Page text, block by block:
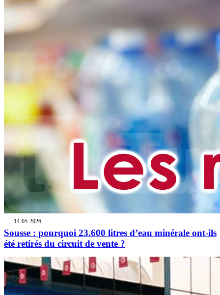
14-05-2026
Sousse : pourquoi 23.600 litres d’eau minérale ont-ils
été retirés du circuit de vente ?